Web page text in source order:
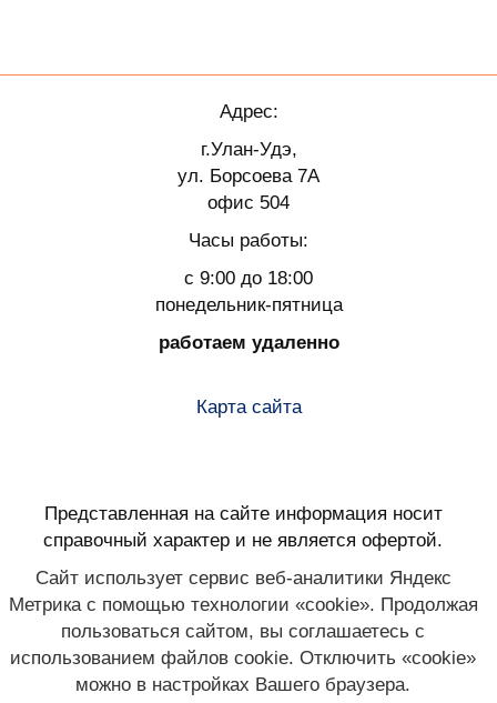
Адрес:
г.Улан-Удэ,
ул. Борсоева 7А
офис 504
Часы работы:
с 9:00 до 18:00
понедельник-пятница
работаем удаленно
Карта сайта
Представленная на сайте информация носит
справочный характер и не является офертой.
Сайт использует сервис веб-аналитики Яндекс
Метрика с помощью технологии «cookie». Продолжая
пользоваться сайтом, вы соглашаетесь с
использованием файлов cookie. Отключить «cookie»
можно в настройках Вашего браузера.